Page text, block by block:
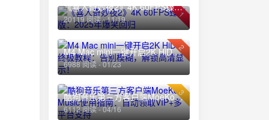
1
《喜人奇妙夜2》4K 60FPS臻彩版：2025年爆笑回归
20119 阅读 - 11/19
2
M4 Mac mini一键开启2K HiDPI终极教程：告别模糊，解锁高清显示！
6988 阅读 - 01/23
3
酷狗音乐第三方客户端MoeKoe Music使用指南：自动领取VIP+多平台支持
6112 阅读 - 04/16